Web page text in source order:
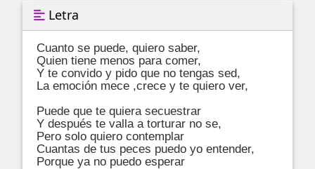
Letra
Cuanto se puede, quiero saber,
Quien tiene menos para comer,
Y te convido y pido que no tengas sed,
La emoción mece ,crece y te quiero ver,
Puede que te quiera secuestrar
Y después te valla a torturar no se,
Pero solo quiero contemplar
Cuantas de tus peces puedo yo entender,
Porque ya no puedo esperar